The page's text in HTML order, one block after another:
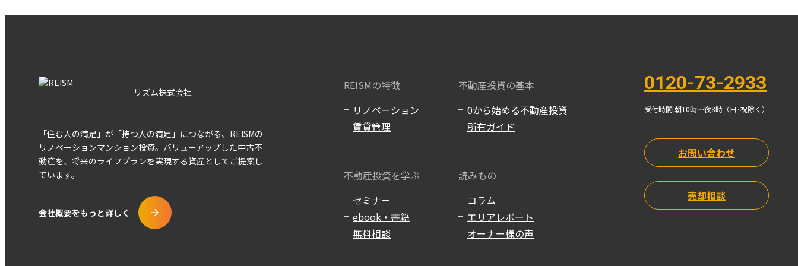
リズム株式会社
「住む人の満足」が「持つ人の満足」につながる、REISMの
リノベーションマンション投資。バリューアップした中古不
動産を、将来のライフプランを実現する資産としてご提案し
ています。
会社概要をもっと詳しく
REISMの特徴
リノベーション
賃貸管理
不動産投資を学ぶ
セミナー
ebook・書籍
無料相談
不動産投資の基本
0から始める不動産投資
所有ガイド
読みもの
コラム
エリアレポート
オーナー様の声
0120-73-2933
受付時間 朝10時〜夜8時（日･祝除く）
お問い合わせ
売却相談